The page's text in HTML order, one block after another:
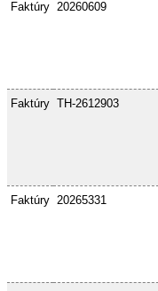
Faktúry 20260609
Faktúry TH-2612903
Faktúry 20265331